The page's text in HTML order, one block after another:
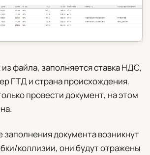
файла, заполняется ставка НДС,
ГТД и страна происхождения.
провести документ, на этом
заполнения документа возникнут
коллизии, они будут отражены